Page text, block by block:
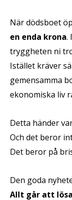
När dödsboet
en enda krona.
tryggheten ni
Istället kräver
gemensamma
ekonomiska liv
Detta händer
Och det beror
Det beror på
Den goda
Allt går att